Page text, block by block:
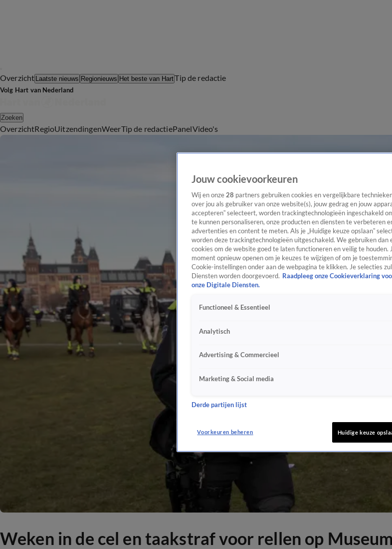
Overzicht Laatste nieuws Regionieuws Het beste van HartTip de redactie
Volg Hart van Nederland
Zoeken
OverzichtRegioUitzendingenWeerTip de redactiePanelVideo's
Weken in de cel en taakstraf voor rellen op
Jouw cookievoorkeuren
Wij en onze 28 partners gebruiken cookies en vergelijkbare
over jou als gebruiker van onze website(s), jouw gedrag en jouw
accepteren” selecteert, worden trackingtechnologieën ingeschakeld
te kunnen personaliseren, onze producten en diensten te verbeteren
advertenties en content te meten. Als je „Huidige keuze opslaan”
worden deze trackingtechnologieën uitgeschakeld. We gebruiken dan
cookies om de website goed te laten functioneren en veilig te houden.
moment opnieuw openen om je keuzes te wijzigen of om je
Cookie-instellingen onder aan de webpagina te klikken. Je selecties
Diensten worden doorgevoerd. Raadpleeg onze Cookieverklaring
onze Digitale Diensten.
Functioneel & Essentieel
Analytisch
Advertising & Commercieel
Marketing & Social media
Derde partijen lijst
Voorkeuren beheren Huidige keuze